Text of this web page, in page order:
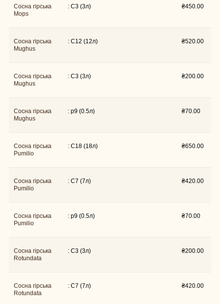
Сосна гірська
Mops
: C3 (3л) ₴450.00
Сосна гірська
Mughus
: C12 (12л) ₴520.00
Сосна гірська
Mughus
: C3 (3л) ₴200.00
Сосна гірська
Mughus
: p9 (0.5л) ₴70.00
Сосна гірська
Pumilio
: C18 (18л) ₴650.00
Сосна гірська
Pumilio
: C7 (7л) ₴420.00
Сосна гірська
Pumilio
: p9 (0.5л) ₴70.00
Сосна гірська
Rotundata
: C3 (3л) ₴200.00
Сосна гірська
Rotundata
: C7 (7л) ₴420.00